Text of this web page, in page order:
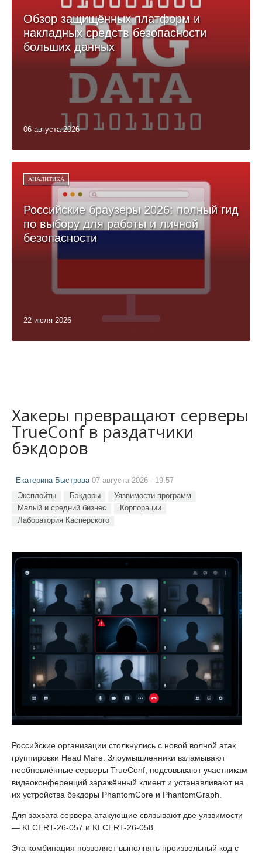
Обзор защищённых платформ и
накладных средств безопасности
больших данных
06 августа 2026
АНАЛИТИКА
Российские браузеры 2026: полный гид
по выбору для работы и личной
безопасности
22 июля 2026
Хакеры превращают серверы
TrueConf в раздатчики
бэкдоров
Екатерина Быстрова07 августа 2026 - 19:57
Эксплойты Бэкдоры
Уязвимости программ
Малый и средний бизнес
Корпорации
Лаборатория Касперского
Российские организации столкнулись с новой волной атак
группировки Head Mare. Злоумышленники взламывают
необновлённые серверы TrueConf, подсовывают участникам
видеоконференций заражённый клиент и устанавливают на
их устройства бэкдоры PhantomCore и PhantomGraph.
Для захвата сервера атакующие связывают две уязвимости
— KLCERT-26-057 и KLCERT-26-058.
Эта комбинация позволяет выполнять произвольный код с